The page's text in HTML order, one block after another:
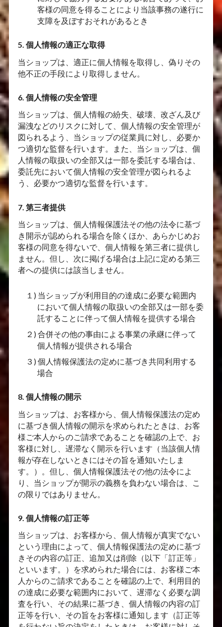
客様の同意を得ることにより当該事務の遂行に
支障を及ぼすおそれがあるとき
5. 個人情報の適正な取得
当ショップは、適正に個人情報を取得し、偽りその
他不正の手段により取得しません。
6. 個人情報の安全管理
当ショップは、個人情報の紛失、破壊、改ざん及び
漏洩などのリスクに対して、個人情報の安全管理が
図られるよう、当ショップの従業員に対し、必要か
つ適切な監督を行います。また、当ショップは、個
人情報の取扱いの全部又は一部を委託する場合は、
委託先において個人情報の安全管理が図られるよ
う、必要かつ適切な監督を行います。
7. 第三者提供
当ショップは、個人情報保護法その他の法令に基づ
き開示が認められる場合を除くほか、あらかじめお
客様の同意を得ないで、個人情報を第三者に提供し
ません。但し、次に掲げる場合は上記に定める第三
者への提供には該当しません。
１) 当ショップが利用目的の達成に必要な範囲内
において個人情報の取扱いの全部又は一部を委
託することに伴って個人情報を提供する場合
２) 合併その他の事由による事業の承継に伴って
個人情報が提供される場合
３) 個人情報保護法の定めに基づき共同利用する
場合
8. 個人情報の開示
当ショップは、お客様から、個人情報保護法の定め
に基づき個人情報の開示を求められたときは、お客
様ご本人からのご請求であることを確認の上で、お
客様に対し、遅滞なく開示を行います（当該個人情
報が存在しないときにはその旨を通知いたしま
す。）。但し、個人情報保護法その他の法令によ
り、当ショップが開示の義務を負わない場合は、こ
の限りではありません。
9. 個人情報の訂正等
当ショップは、お客様から、個人情報が真実でない
という理由によって、個人情報保護法の定めに基づ
きその内容の訂正、追加又は削除（以下「訂正等」
といいます。）を求められた場合には、お客様ご本
人からのご請求であることを確認の上で、利用目的
の達成に必要な範囲内において、遅滞なく必要な調
査を行い、その結果に基づき、個人情報の内容の訂
正等を行い、その旨をお客様に通知します（訂正等